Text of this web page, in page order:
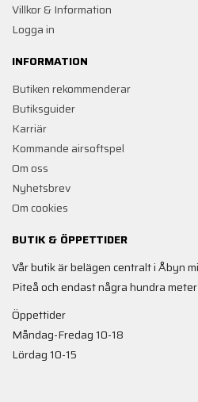
Villkor & Information
Logga in
INFORMATION
Butiken rekommenderar
Butiksguider
Karriär
Kommande airsoftspel
Om oss
Nyhetsbrev
Om cookies
BUTIK & ÖPPETTIDER
Vår butik är belägen centralt i Åbyn
Piteå och endast några hundra
Öppettider
Måndag-Fredag 10-18
Lördag 10-15